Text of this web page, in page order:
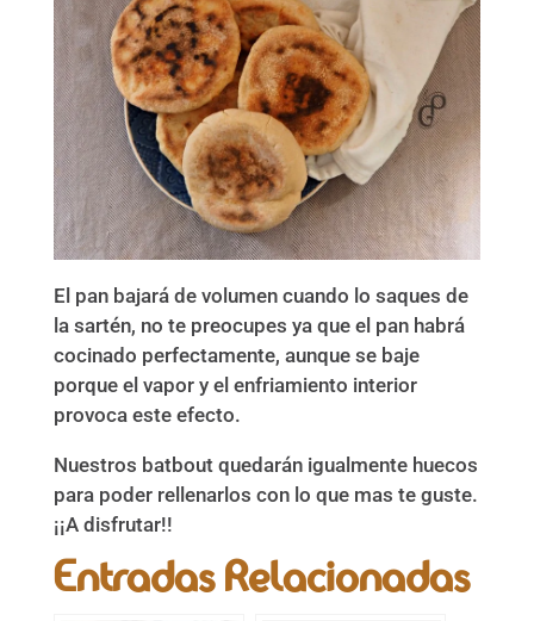
El pan bajará de volumen cuando lo saques de
la sartén, no te preocupes ya que el pan habrá
cocinado perfectamente, aunque se baje
porque el vapor y el enfriamiento interior
provoca este efecto.
Nuestros batbout quedarán igualmente huecos
para poder rellenarlos con lo que mas te guste.
¡¡A disfrutar!!
Entradas Relacionadas